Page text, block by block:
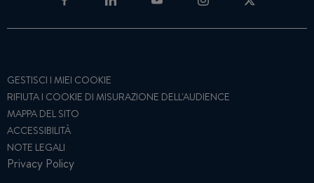
GESTISCI I MIEI COOKIE
RIFIUTA I COOKIE DI MISURAZIONE DELL'AUDIENCE
MAPPA DEL SITO
ACCESSIBILITÀ
NOTE LEGALI
Privacy Policy